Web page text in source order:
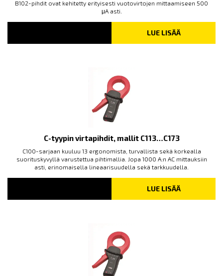
B102-pihdit ovat kehitetty erityisesti vuotovirtojen mittaamiseen 500
μA asti.
LUE LISÄÄ
C-tyypin virtapihdit, mallit C113…C173
C100-sarjaan kuuluu 13 ergonomista, turvallista sekä korkealla
suorituskyvyllä varustettua pihtimallia. Jopa 1000 A:n AC mittauksiin
asti, erinomaisella lineaarisuudella sekä tarkkuudella.
LUE LISÄÄ